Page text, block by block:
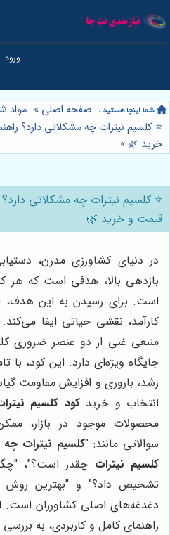
صفحه اصلی » مواد
⭐️ کلسیم نیترات چه مشکلاتی دارد؟
خرید 🌿 »
⭐️ کلسیم نیترات چه مشکلاتی
قیمت و خرید 🌿
در دنیای کشاورزی مدرن،
بازدهی بالا، هدفی است که هر
است. برای رسیدن به این هدف،
کارآمد، نقشی حیاتی ایفا
منبعی غنی از دو عنصر ضروری
جایگاه ویژه‌ای دارد. این کود، با
رشد، باروری و افزایش مقاومت
انتخاب و خریدکود کلسیم
محصولات موجود در بازار،
سوالاتی مانند: "کلسیم نیترات
کلسیم نیترات چقدر است؟"،
تشخیص داد؟" و "بهترین
دغدغه‌های اصلی کشاورزان است.
راهنمای کامل و کاربردی، به